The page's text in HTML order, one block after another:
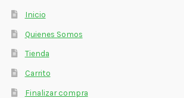
Inicio
Quienes Somos
Tienda
Carrito
Finalizar compra